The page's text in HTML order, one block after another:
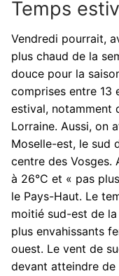
Temps
Vendredi pourrait,
plus chaud de la
douce pour la
comprises entre 13
estival, notamment
Lorraine. Aussi, on
Moselle-est, le sud
centre des Vosges.
à 26°C et « pas
le Pays-Haut. Le
moitié sud-est de
plus envahissants
ouest. Le vent de
devant atteindre